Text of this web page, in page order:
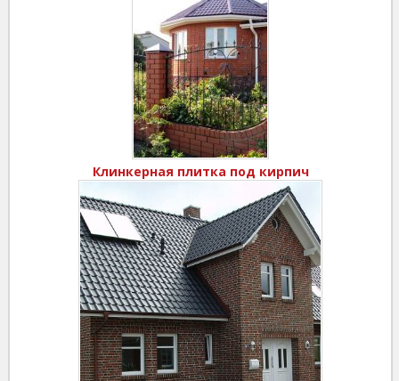
Клинкерная плитка под кирпич